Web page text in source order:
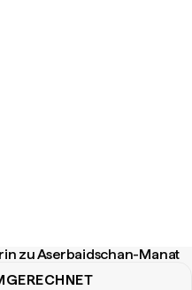
zu Aserbaidschan-Manat